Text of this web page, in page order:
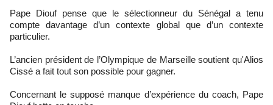
Pape Diouf pense que le sélectionneur du Sénégal a tenu
compte davantage d’un contexte global que d’un contexte
particulier.
L’ancien président de l’Olympique de Marseille soutient qu'Alios
Cissé a fait tout son possible pour gagner.
Concernant le supposé manque d’expérience du coach, Pape